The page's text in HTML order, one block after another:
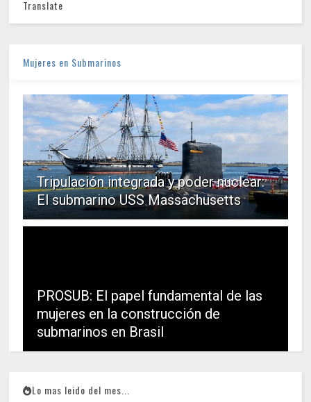
Translate
Mujeres en Submarinos
Tripulación integrada y poder nuclear:
El submarino USS Massachusetts
PROSUB: El papel fundamental de las
mujeres en la construcción de
submarinos en Brasil
Lo mas leido del mes...